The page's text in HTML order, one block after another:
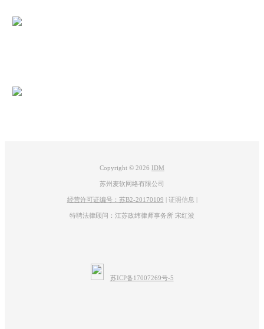
载下来的有可能是download.html的文件。
在“另存为”也显示了图片的名称，说明IDM找到了图片，点
击“开始下载”进行下载。
Copyright © 2026 IDM
苏州麦软网络有限公司
经营许可证编号：苏B2-20170109 证照信息
特聘法律顾问：江苏政纬律师事务所 宋红波
苏ICP备17007269号-5